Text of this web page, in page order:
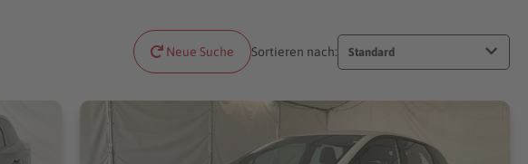
Neue Suche Sortieren nach: Standard